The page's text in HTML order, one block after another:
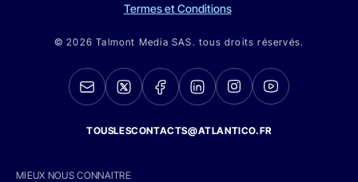
Termes et Conditions
© 2026 Talmont Media SAS. tous droits réservés.
TOUSLESCONTACTS@ATLANTICO.FR
MIEUX NOUS CONNAITRE